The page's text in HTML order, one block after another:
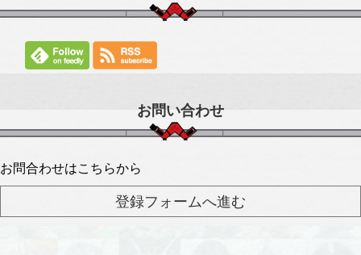
お問い合わせ
お問合わせはこちらから